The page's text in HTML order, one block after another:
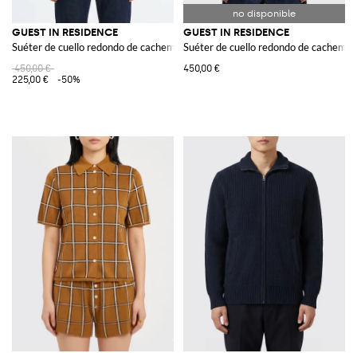
GUEST IN RESIDENCE
Suéter de cuello redondo de cachemira
450,00 €
225,00 €
-50%
GUEST IN RESIDENCE
Suéter de cuello redondo de
450,00 €